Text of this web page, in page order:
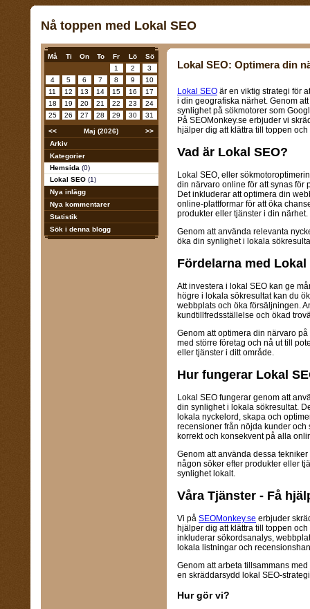
Nå toppen med Lokal SEO
Må Ti On To Fr Lö
Sö
1
2
3
4
5 6 7 8 9
10
11
12 13 14 15 16
17
18
19 20 21 22 23
24
25
26 27 28 29 30 31
<< Maj (2026)
>>
Arkiv
Kategorier
Hemsida (0)
Lokal SEO (1)
Nya inlägg
Nya kommentarer
Statistik
Sök i denna blogg
Lokal SEO: Optimera din
Lokal SEO är en viktig strategi för
i din geografiska närhet. Genom
synlighet på sökmotorer som
På SEOMonkey.se erbjuder vi
hjälper dig att klättra till toppen
Vad är Lokal SEO?
Lokal SEO, eller
din närvaro online för att synas för
Det inkluderar att optimera din
online-plattformar för att öka
produkter eller tjänster i din närhet.
Genom att använda relevanta
öka din synlighet i lokala
Fördelarna med Lokal
Att investera i lokal SEO kan ge
högre i lokala sökresultat kan du
webbplats och öka försäljningen.
kundtillfredsställelse och ökad
Genom att optimera din närvaro
med större företag och nå ut till
eller tjänster i ditt område.
Hur fungerar Lokal
Lokal SEO fungerar genom att
din synlighet i lokala sökresultat.
lokala nyckelord, skapa och
recensioner från nöjda kunder
korrekt och konsekvent på alla
Genom att använda dessa
någon söker efter produkter eller
synlighet lokalt.
Våra Tjänster - Få
Vi på SEOMonkey.se erbjuder
hjälper dig att klättra till toppen
inkluderar sökordsanalys,
lokala listningar och
Genom att arbeta tillsammans
en skräddarsydd lokal SEO-
Hur gör vi?